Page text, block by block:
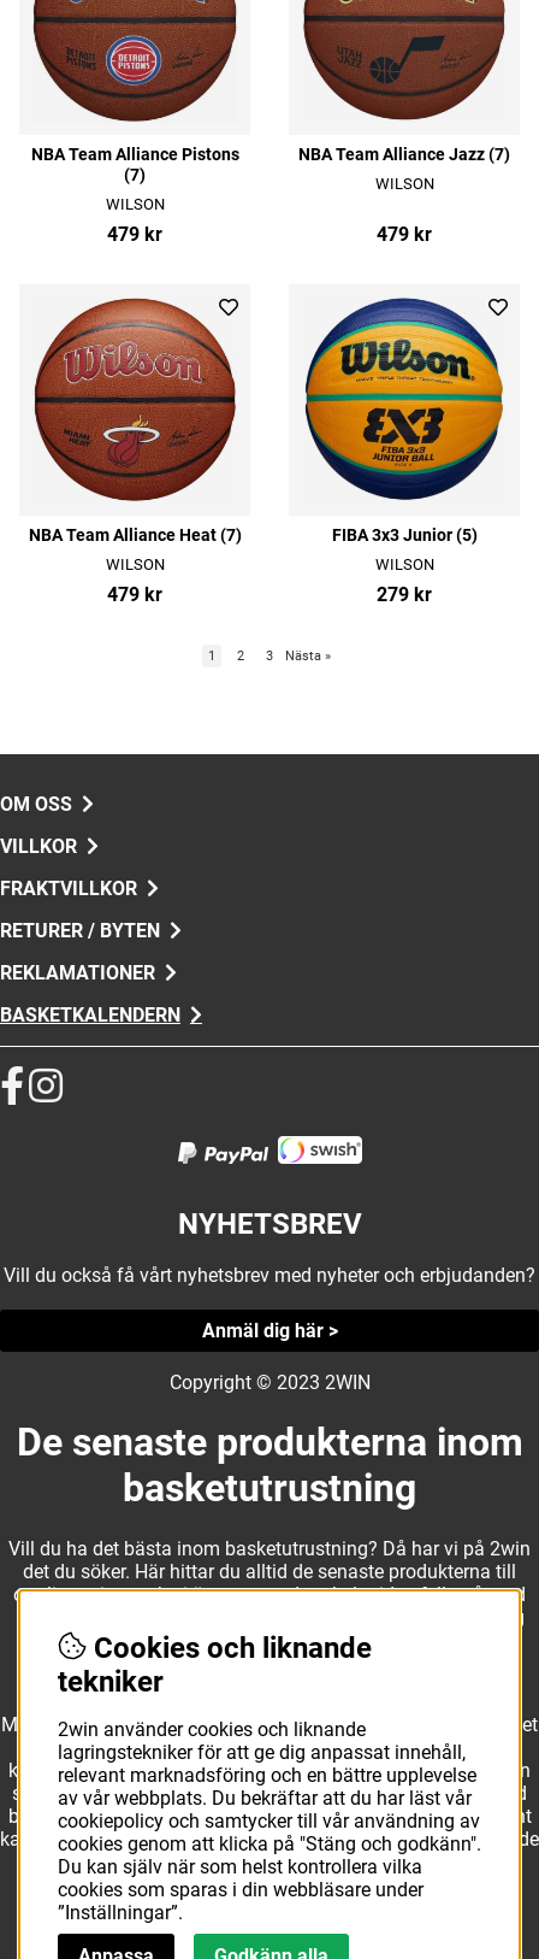
NBA Team Alliance Pistons
(7)
WILSON
479 kr
NBA Team Alliance Jazz (7)
WILSON
479 kr
NBA Team Alliance Heat (7)
WILSON
479 kr
FIBA 3x3 Junior (5)
WILSON
279 kr
1 2 3 Nästa »
OM OSS
VILLKOR
FRAKTVILLKOR
RETURER / BYTEN
REKLAMATIONER
BASKETKALENDERN
NYHETSBREV
Vill du också få vårt nyhetsbrev med nyheter och erbjudanden?
Anmäl dig här >
Copyright © 2023 2WIN
De senaste produkterna inom
basketutrustning
Vill du ha det bästa inom basketutrustning? Då har vi på 2win
det du söker. Här hittar du alltid de senaste produkterna till
otroliga priser, och vi är noga med att hela tiden fylla på med
nyheter i webbshopen. Det gör oss till ett naturligt val för dig
som vill ha utrustning som överträffar alla andra märken.
Med ett av Sveriges största kläd- och skosortiment inom basket
kan vi erbjuda allt som du eller din klubb behöver. Välj ut
kvalitativa basketbollar och basketskor från välkända märken
som Molten, Nike, Adidas och Spalding och komplettera med
basketkläder från Jordan. I vårt breda och prisvärda sortiment
kan vi erbjuda matchkläder som ger maximal rörelsefrihet, både
på och utanför planen. Oavsett vad du behöver för
basketutrustning kan du vara säker på att hitta den här.
Cookies och liknande
tekniker
2win använder cookies och liknande
lagringstekniker för att ge dig anpassat innehåll,
relevant marknadsföring och en bättre upplevelse
av vår webbplats. Du bekräftar att du har läst vår
cookiepolicy och samtycker till vår användning av
cookies genom att klicka på "Stäng och godkänn".
Du kan själv när som helst kontrollera vilka
cookies som sparas i din webbläsare under
”Inställningar”.